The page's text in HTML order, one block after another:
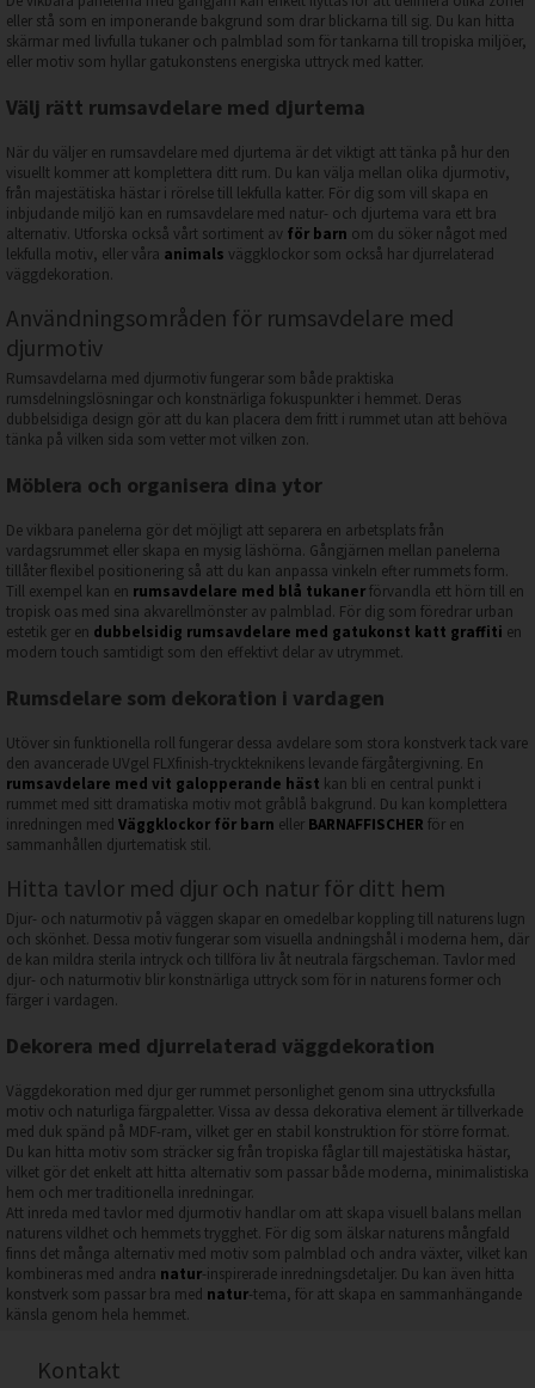
eller stå som en imponerande bakgrund som drar blickarna till sig. Du kan hitta
skärmar med livfulla tukaner och palmblad som för tankarna till tropiska miljöer,
eller motiv som hyllar gatukonstens energiska uttryck med katter.
Välj rätt rumsavdelare med djurtema
När du väljer en rumsavdelare med djurtema är det viktigt att tänka på hur den
visuellt kommer att komplettera ditt rum. Du kan välja mellan olika djurmotiv,
från majestätiska hästar i rörelse till lekfulla katter. För dig som vill skapa en
inbjudande miljö kan en rumsavdelare med natur- och djurtema vara ett bra
alternativ. Utforska också vårt sortiment av för barn om du söker något med
lekfulla motiv, eller våra animals väggklockor som också har djurrelaterad
väggdekoration.
Användningsområden för rumsavdelare med
djurmotiv
Rumsavdelarna med djurmotiv fungerar som både praktiska
rumsdelningslösningar och konstnärliga fokuspunkter i hemmet. Deras
dubbelsidiga design gör att du kan placera dem fritt i rummet utan att behöva
tänka på vilken sida som vetter mot vilken zon.
Möblera och organisera dina ytor
De vikbara panelerna gör det möjligt att separera en arbetsplats från
vardagsrummet eller skapa en mysig läshörna. Gångjärnen mellan panelerna
tillåter flexibel positionering så att du kan anpassa vinkeln efter rummets form.
Till exempel kan en rumsavdelare med blå tukanerförvandla ett hörn till en
tropisk oas med sina akvarellmönster av palmblad. För dig som föredrar urban
estetik ger en dubbelsidig rumsavdelare med gatukonst katt graffiti en
modern touch samtidigt som den effektivt delar av utrymmet.
Rumsdelare som dekoration i vardagen
Utöver sin funktionella roll fungerar dessa avdelare som stora konstverk tack vare
den avancerade UVgel FLXfinish-tryckteknikens levande färgåtergivning. En
rumsavdelare med vit galopperande häst kan bli en central punkt i
rummet med sitt dramatiska motiv mot gråblå bakgrund. Du kan komplettera
inredningen med Väggklockor för barn eller BARNAFFISCHER för en
sammanhållen djurtematisk stil.
Hitta tavlor med djur och natur för ditt hem
Djur- och naturmotiv på väggen skapar en omedelbar koppling till naturens lugn
och skönhet. Dessa motiv fungerar som visuella andningshål i moderna hem, där
de kan mildra sterila intryck och tillföra liv åt neutrala färgscheman. Tavlor med
djur- och naturmotiv blir konstnärliga uttryck som för in naturens former och
färger i vardagen.
Dekorera med djurrelaterad väggdekoration
Väggdekoration med djur ger rummet personlighet genom sina uttrycksfulla
motiv och naturliga färgpaletter. Vissa av dessa dekorativa element är tillverkade
med duk spänd på MDF-ram, vilket ger en stabil konstruktion för större format.
Du kan hitta motiv som sträcker sig från tropiska fåglar till majestätiska hästar,
vilket gör det enkelt att hitta alternativ som passar både moderna, minimalistiska
hem och mer traditionella inredningar.
Att inreda med tavlor med djurmotiv handlar om att skapa visuell balans mellan
naturens vildhet och hemmets trygghet. För dig som älskar naturens mångfald
finns det många alternativ med motiv som palmblad och andra växter, vilket kan
kombineras med andra natur-inspirerade inredningsdetaljer. Du kan även hitta
konstverk som passar bra med natur-tema, för att skapa en sammanhängande
känsla genom hela hemmet.
Kontakt